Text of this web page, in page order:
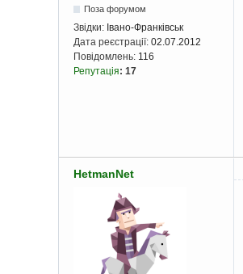
Поза форумом
Звідки: Івано-Франківськ
Дата реєстрації: 02.07.2012
Повідомлень: 116
Репутація: 17
HetmanNet